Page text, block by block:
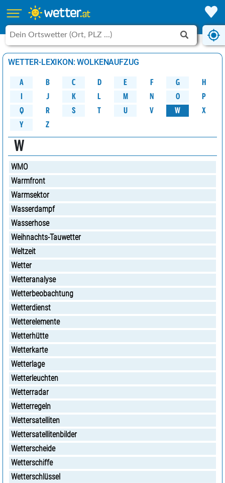
WETTER-LEXIKON: WOLKENAUFZUG
A B C D E F G H
J K L M N O
P
Q
R S T U V W X
Y Z
W
WMO
Warmfront
Warmsektor
Wasserdampf
Wasserhose
Weihnachts-Tauwetter
Weltzeit
Wetter
Wetteranalyse
Wetterbeobachtung
Wetterdienst
Wetterelemente
Wetterhütte
Wetterkarte
Wetterlage
Wetterleuchten
Wetterradar
Wetterregeln
Wettersatelliten
Wettersatellitenbilder
Wetterscheide
Wetterschiffe
Wetterschlüssel